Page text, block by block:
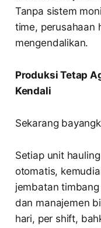
Tanpa sistem
time, perusahaan
mengendalikan.
Produksi Tetap
Kendali
Sekarang
Setiap unit
otomatis,
jembatan
dan manajemen
hari, per shift,